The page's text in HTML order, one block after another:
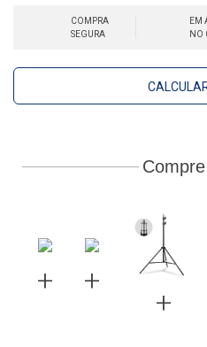
COMPRA
SEGURA
EM
NO